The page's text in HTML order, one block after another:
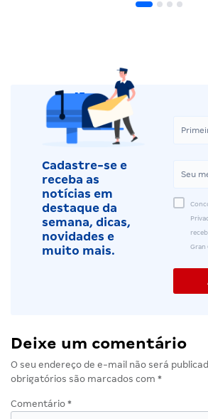
Cadastre-se e
receba as
notícias em
destaque da
semana, dicas,
novidades e
muito mais.
Gran
Deixe um comentário
O seu endereço de e-mail não será
obrigatórios são marcados com *
Comentário *